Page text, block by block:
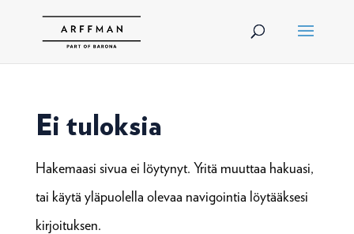
Ei tuloksia
Hakemaasi sivua ei löytynyt. Yritä muuttaa hakuasi,
tai käytä yläpuolella olevaa navigointia löytääksesi
kirjoituksen.